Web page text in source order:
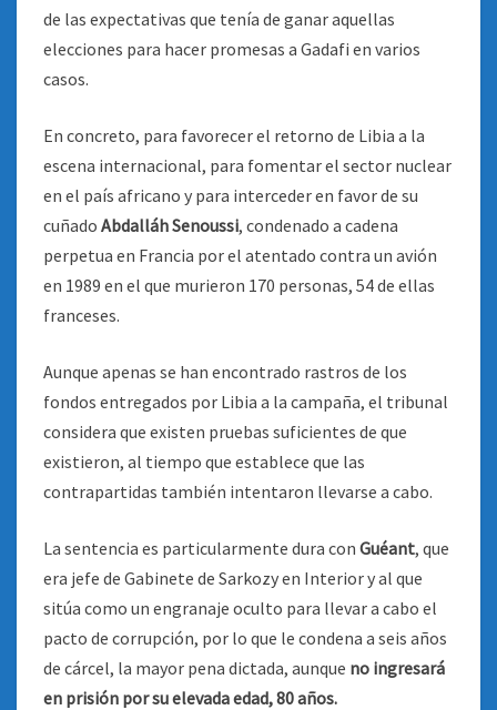
de las expectativas que tenía de ganar aquellas
elecciones para hacer promesas a Gadafi en varios
casos.
En concreto, para favorecer el retorno de Libia a la
escena internacional, para fomentar el sector nuclear
en el país africano y para interceder en favor de su
cuñado Abdalláh Senoussi, condenado a cadena
perpetua en Francia por el atentado contra un avión
en 1989 en el que murieron 170 personas, 54 de ellas
franceses.
Aunque apenas se han encontrado rastros de los
fondos entregados por Libia a la campaña, el tribunal
considera que existen pruebas suficientes de que
existieron, al tiempo que establece que las
contrapartidas también intentaron llevarse a cabo.
La sentencia es particularmente dura con Guéant, que
era jefe de Gabinete de Sarkozy en Interior y al que
sitúa como un engranaje oculto para llevar a cabo el
pacto de corrupción, por lo que le condena a seis años
de cárcel, la mayor pena dictada, aunque no ingresará
en prisión por su elevada edad, 80 años.